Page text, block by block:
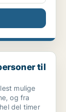
til
mulige
og fra
del timer